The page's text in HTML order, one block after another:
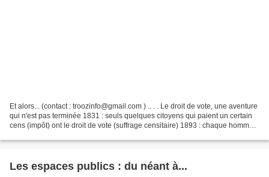
Et alors... (contact : troozinfo@gmail.com ) .. . . Le droit de vote, une aventure
qui n'est pas terminée 1831 : seuls quelques citoyens qui paient un certain
cens (impôt) ont le droit de vote (suffrage censitaire) 1893 : chaque homme
Les espaces publics : du néant à...